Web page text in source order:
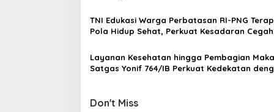
t
o
TNI Edukasi Warga Perbatasan RI-PNG
Pola Hidup Sehat, Perkuat Kesadaran Cegah
Layanan Kesehatan hingga Pembagian
Satgas Yonif 764/IB Perkuat Kedekatan
Don't Miss